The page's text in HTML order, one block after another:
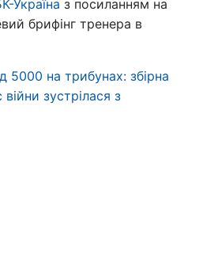
Україна з посиланням на
брифінг тренера в
5000 на трибунах: збірна
зустрілася з